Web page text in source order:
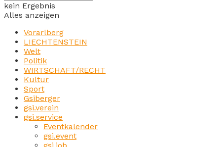
kein Ergebnis
Alles anzeigen
Vorarlberg
LIECHTENSTEIN
Welt
Politik
WIRTSCHAFT/RECHT
Kultur
Sport
Gsiberger
gsi.verein
gsi.service
Eventkalender
gsi.event